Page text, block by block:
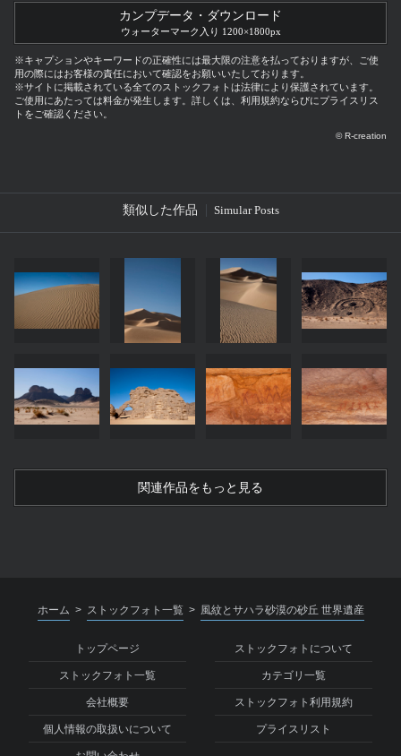
カンプデータ・ダウンロード
ウォーターマーク入り 1200×1800px
※キャプションやキーワードの正確性には最大限の注意を払っておりますが、ご使
用の際にはお客様の責任において確認をお願いいたしております。
※サイトに掲載されている全てのストックフォトは法律により保護されています。
ご使用にあたっては料金が発生します。詳しくは、利用規約ならびにプライスリス
トをご確認ください。
© R-creation
類似した作品 Simular Posts
関連作品をもっと見る
ホーム > ストックフォト一覧 > 風紋とサハラ砂漠の砂丘 世界遺産
トップページ ストックフォトについて
ストックフォト一覧 カテゴリ一覧
会社概要 ストックフォト利用規約
個人情報の取扱いについて プライスリスト